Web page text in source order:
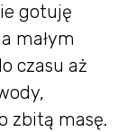
gotuję
małym
czasu aż
zbitą masę.